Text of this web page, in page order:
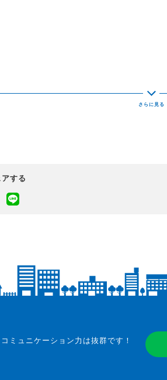
する
ミュニケーション力は抜群です！